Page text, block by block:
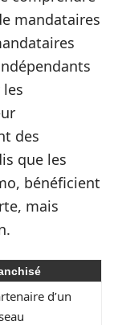
mandataires
des
que les
bénéficient
mais
d’un